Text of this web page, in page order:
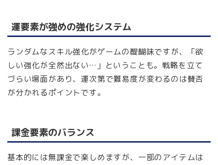
運要素が強めの強化システム
ランダムなスキル強化がゲームの醍醐味ですが、「欲
しい強化が全然出ない…」ということも。戦略を立て
づらい場面があり、運次第で難易度が変わるのは賛否
が分かれるポイントです。
課金要素のバランス
基本的には無課金で楽しめますが、一部のアイテムは